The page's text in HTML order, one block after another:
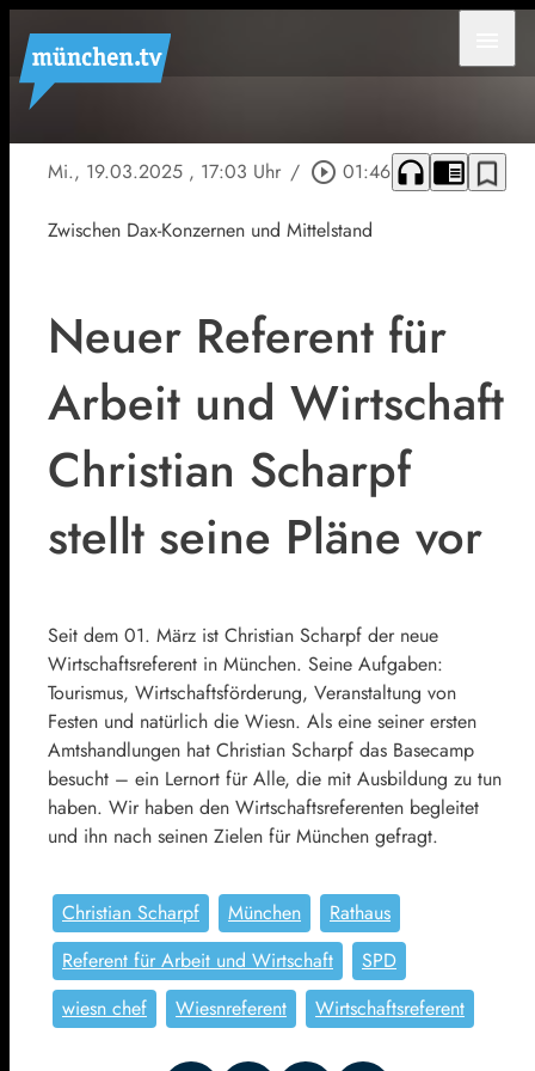
Mi., 19.03.2025 , 17:03 Uhr / play_circle_outline 01:46 headphones chrome_reader_mode bookmark_border
Zwischen Dax-Konzernen und Mittelstand
Neuer Referent für
Arbeit und Wirtschaft
Christian Scharpf
stellt seine Pläne vor
Seit dem 01. März ist Christian Scharpf der neue
Wirtschaftsreferent in München. Seine Aufgaben:
Tourismus, Wirtschaftsförderung, Veranstaltung von
Festen und natürlich die Wiesn. Als eine seiner ersten
Amtshandlungen hat Christian Scharpf das Basecamp
besucht – ein Lernort für Alle, die mit Ausbildung zu tun
haben. Wir haben den Wirtschaftsreferenten begleitet
und ihn nach seinen Zielen für München gefragt.
Christian Scharpf München
Rathaus
Referent für Arbeit und Wirtschaft
SPD
wiesn chef
Wiesnreferent Wirtschaftsreferent